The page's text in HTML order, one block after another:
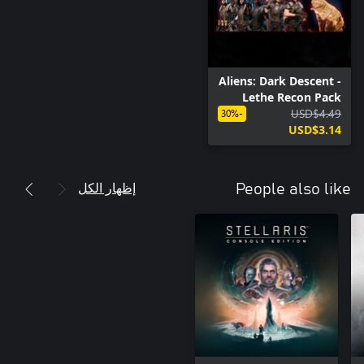
Aliens: Dark Descent -
Lethe Recon Pack
USD$4.49
USD$3.14
-30%
People also like إظهار الكل